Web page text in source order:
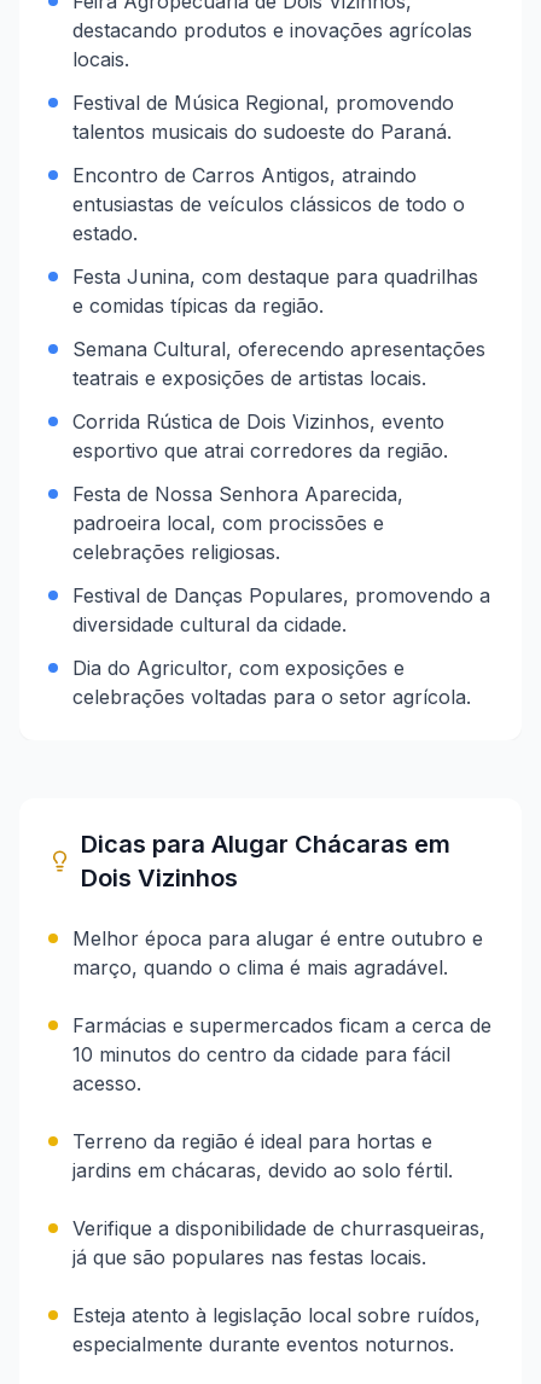
destacando produtos e inovações agrícolas
locais.
Festival de Música Regional, promovendo
talentos musicais do sudoeste do Paraná.
Encontro de Carros Antigos, atraindo
entusiastas de veículos clássicos de todo o
estado.
Festa Junina, com destaque para quadrilhas
e comidas típicas da região.
Semana Cultural, oferecendo apresentações
teatrais e exposições de artistas locais.
Corrida Rústica de Dois Vizinhos, evento
esportivo que atrai corredores da região.
Festa de Nossa Senhora Aparecida,
padroeira local, com procissões e
celebrações religiosas.
Festival de Danças Populares, promovendo a
diversidade cultural da cidade.
Dia do Agricultor, com exposições e
celebrações voltadas para o setor agrícola.
Dicas para Alugar Chácaras em
Dois Vizinhos
Melhor época para alugar é entre outubro e
março, quando o clima é mais agradável.
Farmácias e supermercados ficam a cerca de
10 minutos do centro da cidade para fácil
acesso.
Terreno da região é ideal para hortas e
jardins em chácaras, devido ao solo fértil.
Verifique a disponibilidade de churrasqueiras,
já que são populares nas festas locais.
Esteja atento à legislação local sobre ruídos,
especialmente durante eventos noturnos.